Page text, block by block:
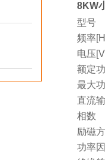
8KW
型号
频率
电压
额定
最大
直流
相数
励磁
功率